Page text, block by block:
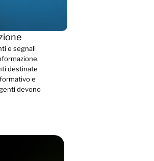
e segnali
destinate
e
devono